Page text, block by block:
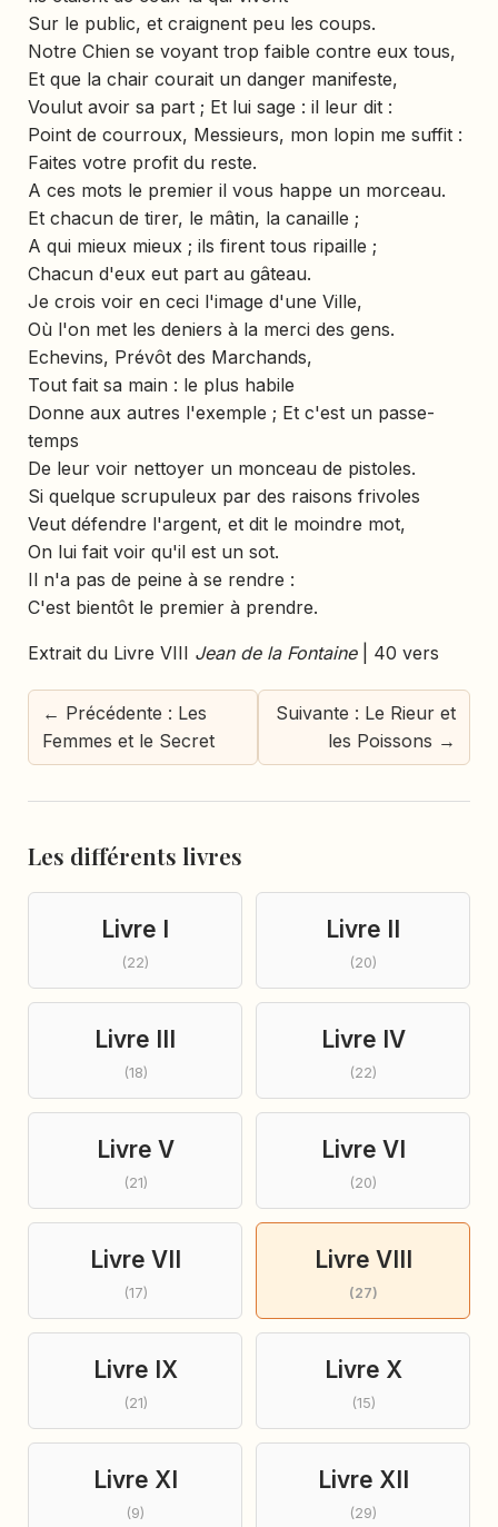
Sur le public, et craignent peu les coups.
Notre Chien se voyant trop faible contre eux tous,
Et que la chair courait un danger manifeste,
Voulut avoir sa part ; Et lui sage : il leur dit :
Point de courroux, Messieurs, mon lopin me suffit :
Faites votre profit du reste.
A ces mots le premier il vous happe un morceau.
Et chacun de tirer, le mâtin, la canaille ;
A qui mieux mieux ; ils firent tous ripaille ;
Chacun d'eux eut part au gâteau.
Je crois voir en ceci l'image d'une Ville,
Où l'on met les deniers à la merci des gens.
Echevins, Prévôt des Marchands,
Tout fait sa main : le plus habile
Donne aux autres l'exemple ; Et c'est un passe-
temps
De leur voir nettoyer un monceau de pistoles.
Si quelque scrupuleux par des raisons frivoles
Veut défendre l'argent, et dit le moindre mot,
On lui fait voir qu'il est un sot.
Il n'a pas de peine à se rendre :
C'est bientôt le premier à prendre.
Extrait du Livre VIII Jean de la Fontaine| 40 vers
← Précédente : Les
Femmes et le Secret
Suivante : Le Rieur et
les Poissons →
Les différents livres
Livre I
(22)
Livre II
(20)
Livre III
(18)
Livre IV
(22)
Livre V
(21)
Livre VI
(20)
Livre VII
(17)
Livre VIII
(27)
Livre IX
(21)
Livre X
(15)
Livre XI
(9)
Livre XII
(29)